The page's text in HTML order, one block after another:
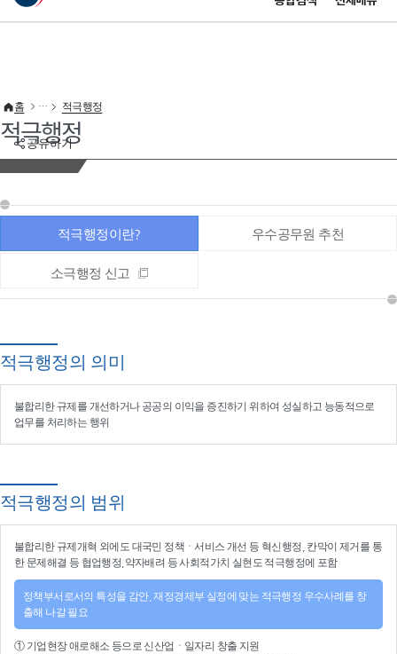
이 누리집은 대한민국 공식 전자정부 누리집입니다.
공유하기
홈 적극행정
적극행정
적극행정이란? 우수공무원 추천
소극행정 신고
적극행정의 의미
불합리한 규제를 개선하거나 공공의 이익을 증진하기 위하여 성실하고 능동적으로
업무를 처리하는 행위
적극행정의 범위
불합리한 규제개혁 외에도 대국민 정책ㆍ서비스 개선 등 혁신행정 , 칸막이 제거를 통
한 문제해결 등 협업행정 ,약자배려 등사회적가치 실현 도 적극행정에 포함
정책부서로서의 특성을 감안, 재정경제부 실정에 맞는 적극행정 우수사례를 창
출해 나갈 필요
① 기업현장 애로해소 등으로 신산업 ㆍ 일자리 창출 지원